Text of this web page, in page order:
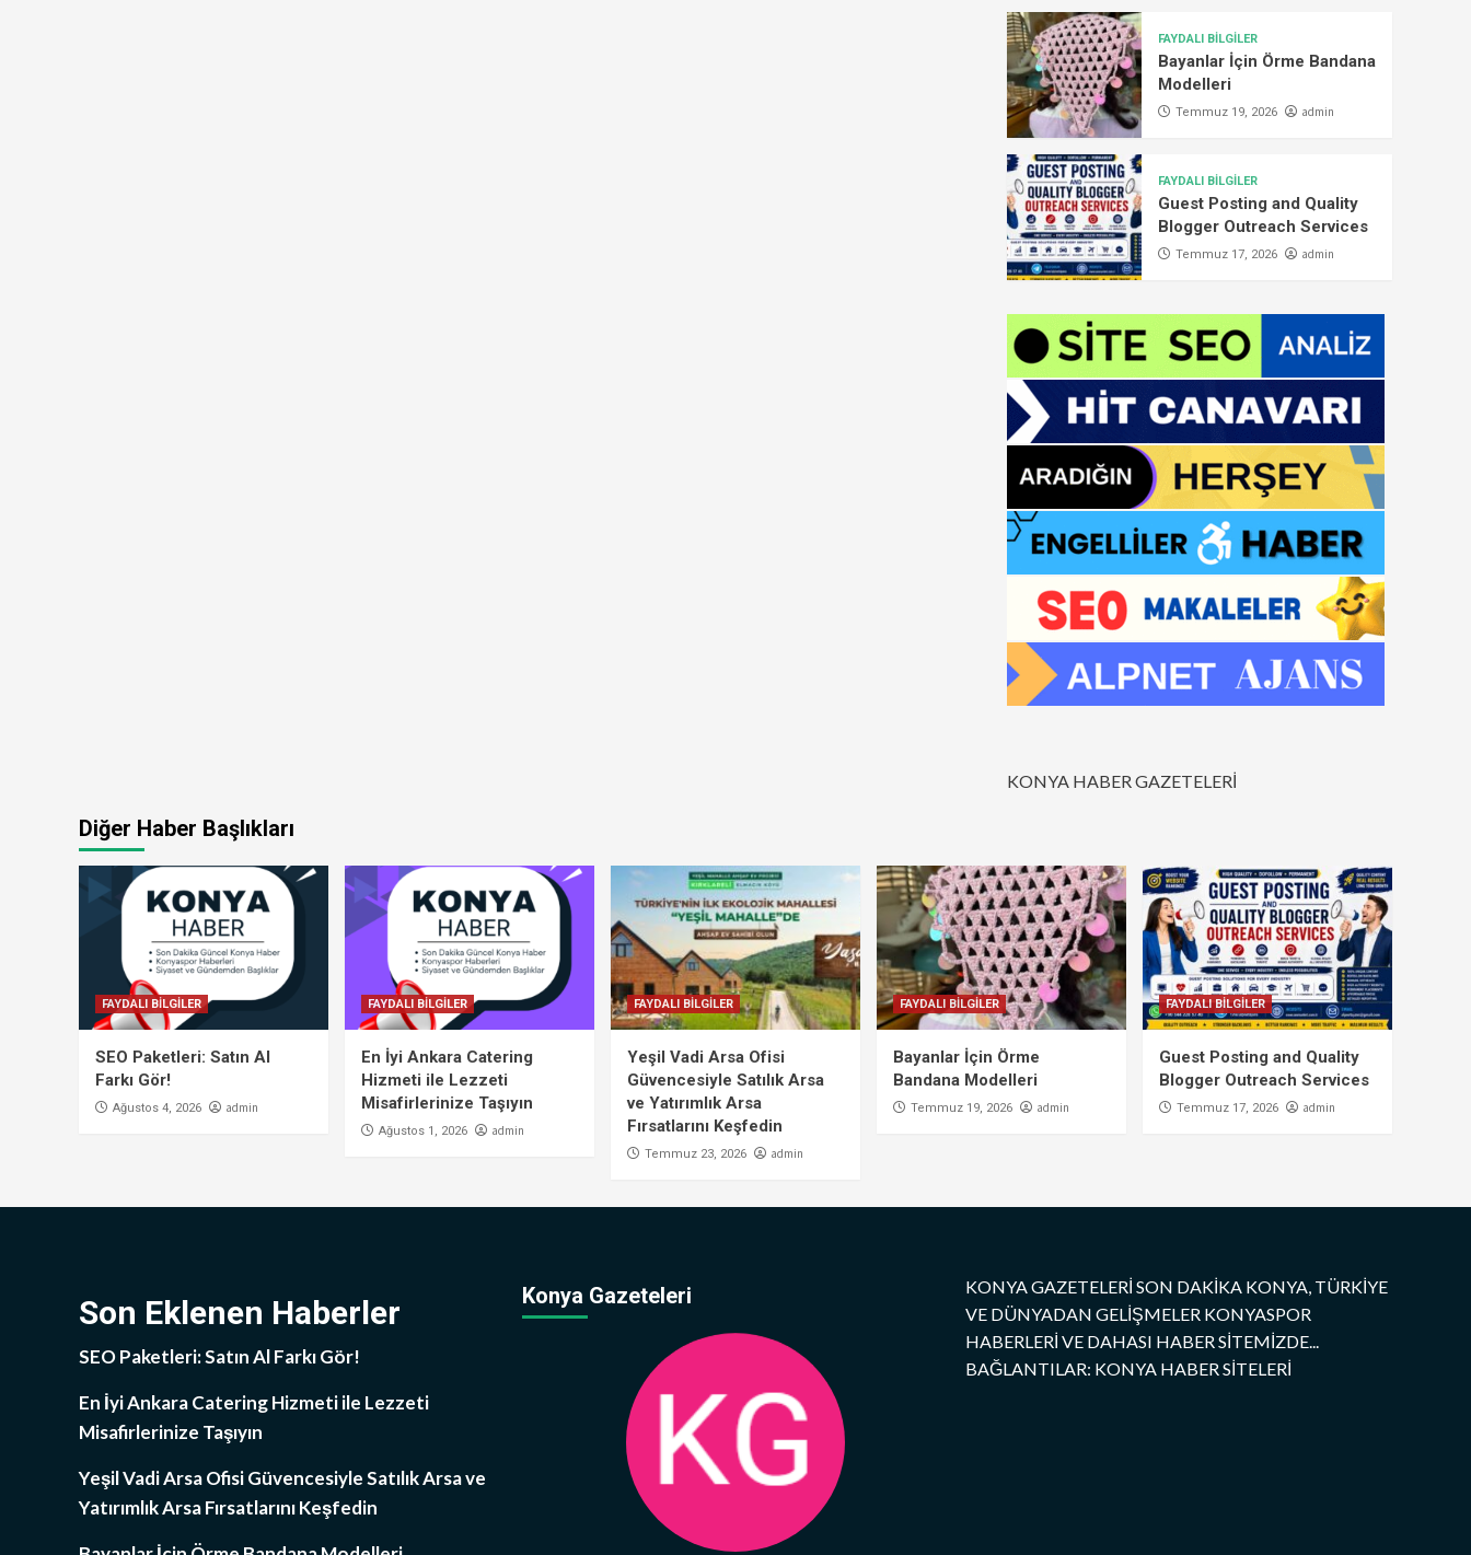
FAYDALI BİLGİLER
Bayanlar İçin Örme Bandana
Modelleri
Temmuz 19, 2026 admin
FAYDALI BİLGİLER
Guest Posting and Quality
Blogger Outreach Services
Temmuz 17, 2026 admin
KONYA HABER GAZETELERİ
Diğer Haber Başlıkları
FAYDALI BİLGİLER
SEO Paketleri: Satın Al
Farkı Gör!
Ağustos 4, 2026 admin
FAYDALI BİLGİLER
En İyi Ankara Catering
Hizmeti ile Lezzeti
Misafirlerinize Taşıyın
Ağustos 1, 2026 admin
FAYDALI BİLGİLER
Yeşil Vadi Arsa Ofisi
Güvencesiyle Satılık Arsa
ve Yatırımlık Arsa
Fırsatlarını Keşfedin
Temmuz 23, 2026 admin
FAYDALI BİLGİLER
Bayanlar İçin Örme
Bandana Modelleri
Temmuz 19, 2026 admin
FAYDALI BİLGİLER
Guest Posting and Quality
Blogger Outreach Services
Temmuz 17, 2026 admin
Son Eklenen Haberler
SEO Paketleri: Satın Al Farkı Gör!
En İyi Ankara Catering Hizmeti ile Lezzeti
Misafirlerinize Taşıyın
Yeşil Vadi Arsa Ofisi Güvencesiyle Satılık Arsa ve
Yatırımlık Arsa Fırsatlarını Keşfedin
Konya Gazeteleri
KONYA GAZETELERİ SON DAKİKA KONYA, TÜRKİYE
VE DÜNYADAN GELİŞMELER KONYASPOR
HABERLERİ VE DAHASI HABER SİTEMİZDE...
BAĞLANTILAR: KONYA HABER SİTELERİ